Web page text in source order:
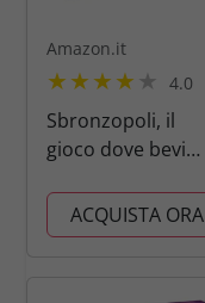
Amazon.it
4.0
Sbronzopoli, il
gioco dove bevi
6 giocatori
ACQUISTA ORA